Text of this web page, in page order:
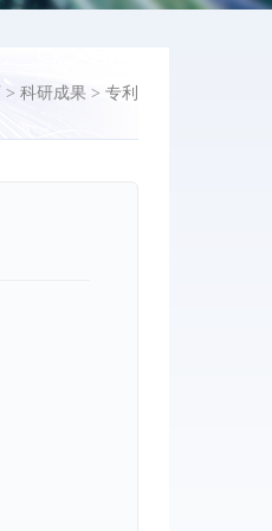
> 科研成果 > 专利